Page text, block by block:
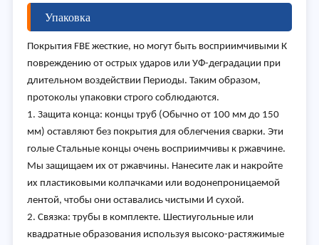
Упаковка
Покрытия FBE жесткие, но могут быть восприимчивыми К
повреждению от острых ударов или УФ-деградации при
длительном воздействии Периоды. Таким образом,
протоколы упаковки строго соблюдаются.
1. Защита конца: концы труб (Обычно от 100 мм до 150
мм) оставляют без покрытия для облегчения сварки. Эти
голые Стальные концы очень восприимчивы к ржавчине.
Мы защищаем их от ржавчины. Нанесите лак и накройте
их пластиковыми колпачками или водонепроницаемой
лентой, чтобы они оставались чистыми И сухой.
2. Связка: трубы в комплекте. Шестиугольные или
квадратные образования используя высоко-растяжимые